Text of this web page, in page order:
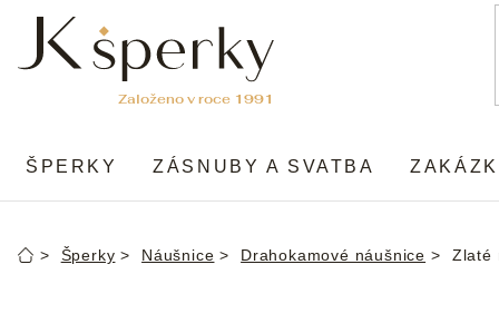
obsah
ŠPERKY ZÁSNUBY A SVATBA
DomůŠperky Náušnice Drahokamové náušnice Zlaté